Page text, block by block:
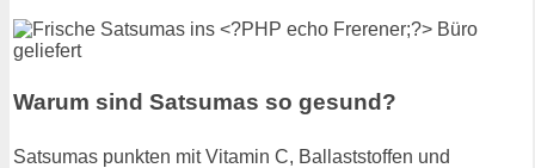
Warum sind Satsumas so gesund?
Satsumas punkten mit Vitamin C, Ballaststoffen und